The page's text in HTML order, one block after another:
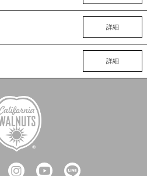
詳細
詳細